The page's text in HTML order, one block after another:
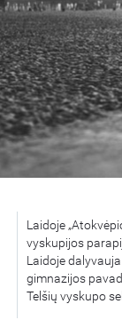
Laidoje
vyskupijos
Laidoje
gimnazijos
Telšių vyskupo